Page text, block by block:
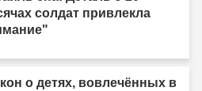
солдат привлекла
о детях, вовлечённых в